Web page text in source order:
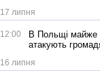
17 липня
12:00
В Польщі
атакують
16 липня